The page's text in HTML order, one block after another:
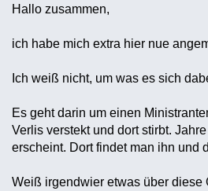
Hallo zusammen,
ich habe mich extra hier nue
Ich weiß nicht, um was es sich
Es geht darin um einen
Verlis verstekt und dort stirbt.
erscheint. Dort findet man ihn und
Weiß irgendwier etwas über diese